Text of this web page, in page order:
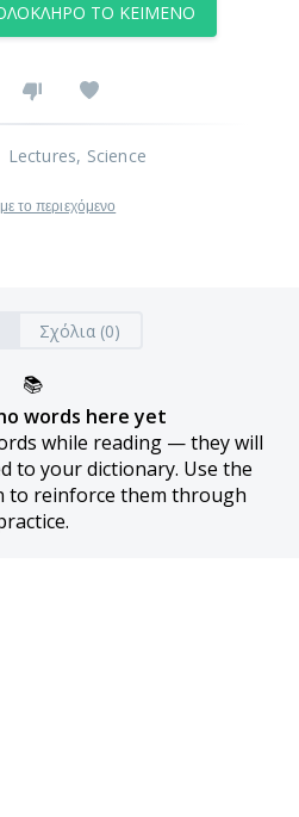
ΤΟ ΚΕΊΜΕΝΟ
Lectures, Science
το περιεχόμενο
Σχόλια (0)
📚
words here yet
while reading — they will
to your dictionary. Use the
to reinforce them through